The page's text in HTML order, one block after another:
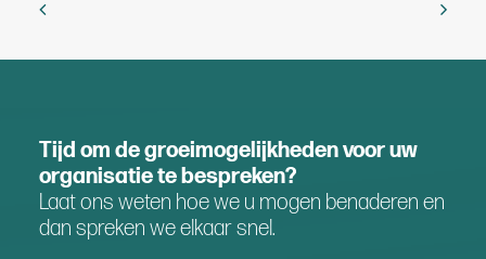
Tijd om de groeimogelijkheden voor uw
organisatie te bespreken?
Laat ons weten hoe we u mogen benaderen en
dan spreken we elkaar snel.